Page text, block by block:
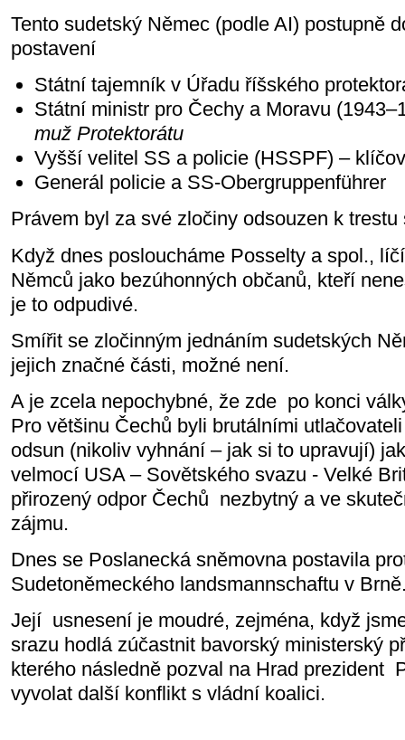
Tento sudetský Němec (podle AI) postupně
postavení
Státní tajemník v Úřadu říšského
Státní ministr pro Čechy a Moravu
muž Protektorátu
Vyšší velitel SS a policie (HSSPF) –
Generál policie a SS-Obergruppenführer
Právem byl za své zločiny odsouzen k
Když dnes posloucháme Posselty a spol.,
Němců jako bezúhonných občanů, kteří
je to odpudivé.
Smířit se zločinným jednáním sudetských
jejich značné části, možné není.
A je zcela nepochybné, že zde po konci
Pro většinu Čechů byli brutálními
odsun (nikoliv vyhnání – jak si to upravují)
velmocí USA – Sovětského svazu - Velké
přirozený odpor Čechů nezbytný a ve
zájmu.
Dnes se Poslanecká sněmovna postavila
Sudetoněmeckého landsmannschaftu v
Její usnesení je moudré, zejména, když
srazu hodlá zúčastnit bavorský ministerský
kterého následně pozval na Hrad prezident
vyvolat další konflikt s vládní koalici.